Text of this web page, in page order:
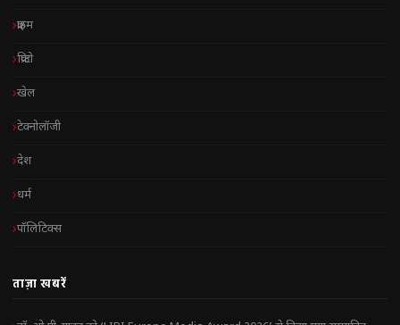
क्राइम
क्रिप्टो
खेल
टेक्नोलॉजी
देश
धर्म
पॉलिटिक्स
ताज़ा खबरें